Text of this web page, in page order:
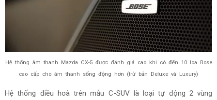
Hệ thống âm thanh Mazda CX-5 được đánh giá cao khi có đến 10 loa Bose
cao cấp cho âm thanh sống động hơn (trừ bản Deluxe và Luxury)
Hệ thống điều hoà trên mẫu C-SUV là loại tự động 2 vùng